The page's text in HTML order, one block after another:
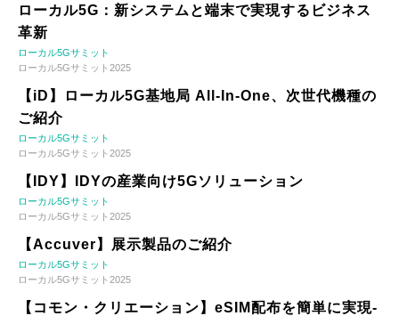
ローカル5G：新システムと端末で実現するビジネス
革新
ローカル5Gサミット
ローカル5Gサミット2025
【iD】ローカル5G基地局 All-In-One、次世代機種の
ご紹介
ローカル5Gサミット
ローカル5Gサミット2025
【IDY】IDYの産業向け5Gソリューション
ローカル5Gサミット
ローカル5Gサミット2025
【Accuver】展示製品のご紹介
ローカル5Gサミット
ローカル5Gサミット2025
【コモン・クリエーション】eSIM配布を簡単に実現-